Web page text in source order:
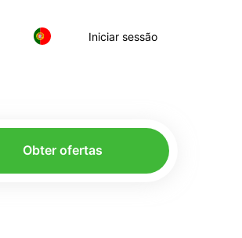
Iniciar sessão
Obter ofertas